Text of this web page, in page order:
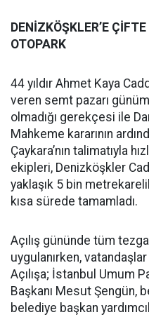
DENİZKÖŞKLER’E
OTOPARK
44 yıldır Ahmet Kaya
veren semt pazarı
olmadığı gerekçesi ile
Mahkeme kararının
Çaykara’nın talimatıyla
ekipleri, Denizköşkler
yaklaşık 5 bin
kısa sürede tamamladı.
Açılış gününde tüm
uygulanırken,
Açılışa; İstanbul Umum
Başkanı Mesut Şengün,
belediye başkan